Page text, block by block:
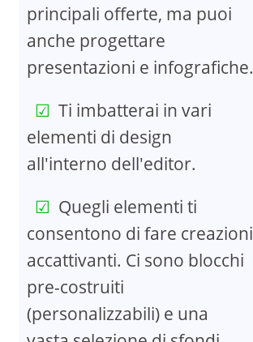
principali offerte, ma puoi
anche progettare
presentazioni e infografiche.
Ti imbatterai in vari
elementi di design
all'interno dell'editor.
Quegli elementi ti
consentono di fare creazioni
accattivanti. Ci sono blocchi
pre-costruiti
(personalizzabili) e una